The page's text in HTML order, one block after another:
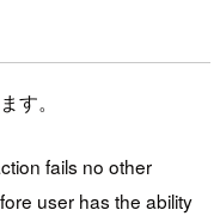
す。
fails no other
user has the ability